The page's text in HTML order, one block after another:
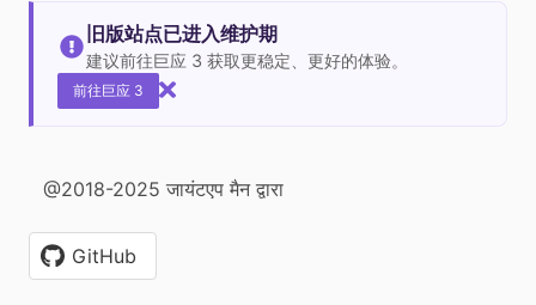
旧版站点已进入维护期
建议前往巨应 3 获取更稳定、更好的体验。
前往巨应 3
@2018-2025 जायंटएप मैन द्वारा
GitHub